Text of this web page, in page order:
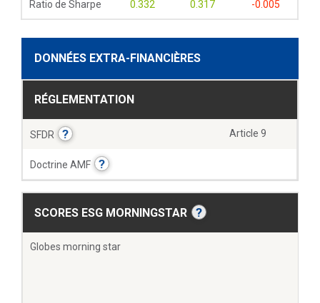
Ratio de Sharpe 0.332 0.317 -0.005
DONNÉES EXTRA-FINANCIÈRES
RÉGLEMENTATION
SFDR ? Article 9
Doctrine AMF ?
SCORES ESG MORNINGSTAR ?
Globes morning star